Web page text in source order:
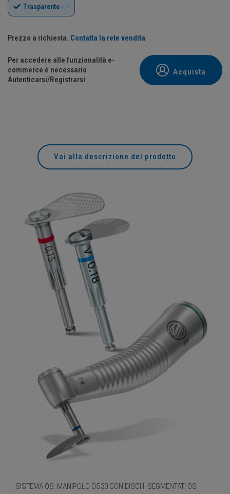
Trasparente
Prezzo a richiesta. Contatta la rete vendita
Per accedere alle funzionalità e-
commerce è necessario
Autenticarsi/Registrarsi
Acquista
Vai alla descrizione del prodotto
SISTEMA OS: MANIPOLO OS30 CON DISCHI SEGMENTATI OS